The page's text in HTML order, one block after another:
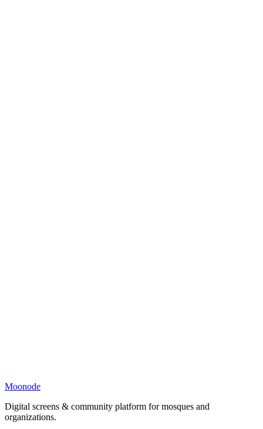
Moonode
Digital screens & community platform for mosques and
organizations.